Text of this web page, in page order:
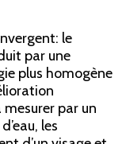
le
par une
plus homogène
par un
les